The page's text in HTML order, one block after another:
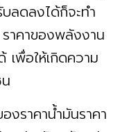
ลดลงได้ก็จะทำ
าคาของพลังงาน
เพื่อให้เกิดความ
งราคาน้ำมันราคา